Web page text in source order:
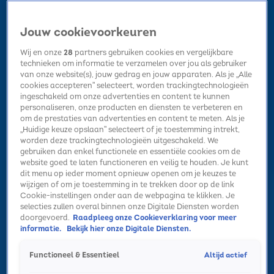
Home Radio luisteren Hitlijsten Acties Kerst Nieuws
Volg Sky Radio
Zoeken
HomeRadio luisterenActies Alle zendersSummer Top 101
Jouw cookievoorkeuren
Wij en onze28partners gebruiken cookies en vergelijkbare
technieken om informatie te verzamelen over jou als gebruiker
van onze website(s), jouw gedrag en jouw apparaten. Als je „Alle
cookies accepteren” selecteert, worden trackingtechnologieën
ingeschakeld om onze advertenties en content te kunnen
personaliseren, onze producten en diensten te verbeteren en
om de prestaties van advertenties en content te meten. Als je
„Huidige keuze opslaan” selecteert of je toestemming intrekt,
worden deze trackingtechnologieën uitgeschakeld. We
gebruiken dan enkel functionele en essentiële cookies om de
website goed te laten functioneren en veilig te houden. Je kunt
dit menu op ieder moment opnieuw openen om je keuzes te
wijzigen of om je toestemming in te trekken door op de link
Cookie-instellingen onder aan de webpagina te klikken. Je
selecties zullen overal binnen onze Digitale Diensten worden
doorgevoerd. Raadpleeg onze Cookieverklaring voor meer
informatie.
Bekijk hier onze Digitale Diensten.
Functioneel & Essentieel Altijd actief